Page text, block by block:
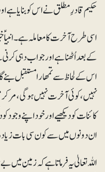
حکیم قادرِ مطلق نے اس کو بنایا ہے
اسی طرح آخرت کا معاملہ ہے۔
کے بعد اُٹھنا ہے اور جواب دہی
اس کے لحاظ سے تمھارا مستقبل
نہیں، کوئی آخرت نہیں ہوگی، مرکر
کائنات کو دیکھیے اور خود اپنے وجود
ان دونوں میں سے کون سی بات
اللہ تعالیٰ یہ فرماتا ہے کہ زمین میں